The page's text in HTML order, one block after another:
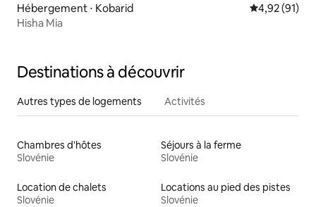
Hébergement ⋅ Kobarid Évaluation
4,92 (91)
Hisha Mia
Destinations à découvrir
Autres types de logements Activités
Chambres d'hôtes
Slovénie
Séjours à la ferme
Slovénie
Location de chalets
Slovénie
Locations au pied des pistes
Slovénie